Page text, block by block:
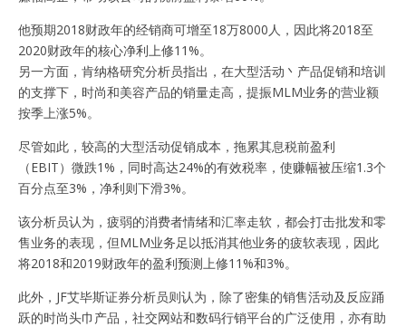
他预期2018财政年的经销商可增至18万8000人，因此将2018至
2020财政年的核心净利上修11%。
另一方面，肯纳格研究分析员指出，在大型活动丶产品促销和培训
的支撑下，时尚和美容产品的销量走高，提振MLM业务的营业额
按季上涨5%。
尽管如此，较高的大型活动促销成本，拖累其息税前盈利
（EBIT）微跌1%，同时高达24%的有效税率，使赚幅被压缩1.3个
百分点至3%，净利则下滑3%。
该分析员认为，疲弱的消费者情绪和汇率走软，都会打击批发和零
售业务的表现，但MLM业务足以抵消其他业务的疲软表现，因此
将2018和2019财政年的盈利预测上修11%和3%。
此外，JF艾毕斯证券分析员则认为，除了密集的销售活动及反应踊
跃的时尚头巾产品，社交网站和数码行销平台的广泛使用，亦有助